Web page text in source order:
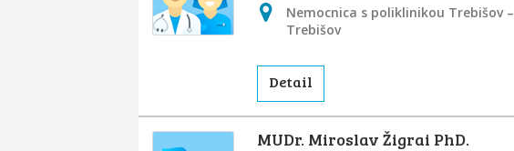
Nemocnica s poliklinikou Trebišov –
Trebišov
Detail
MUDr. Miroslav Žigrai PhD.